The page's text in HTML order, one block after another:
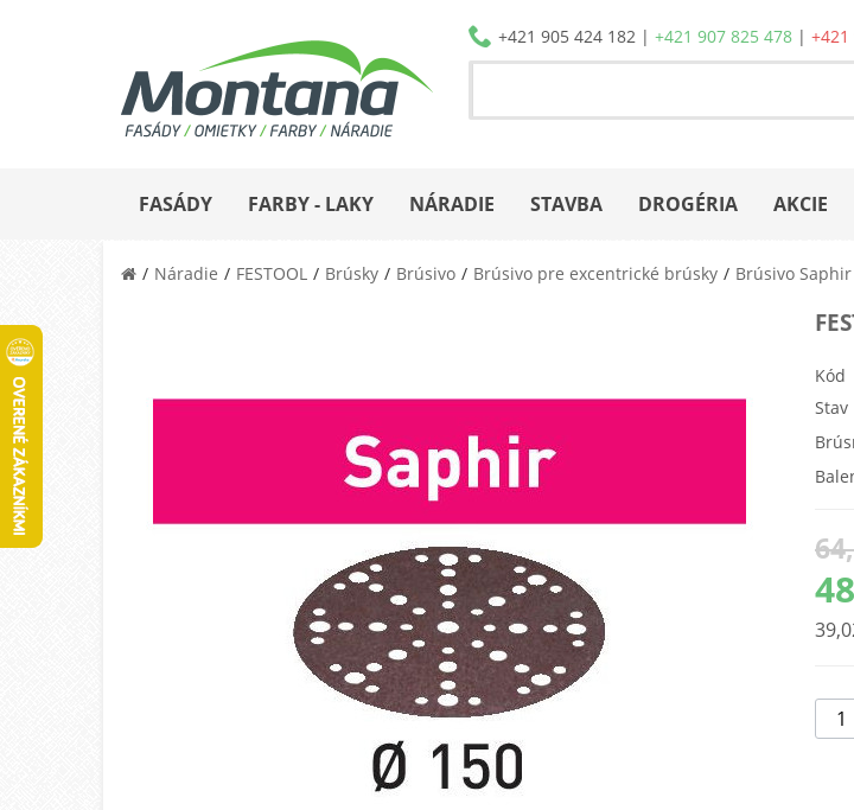
+421 905 424 182| +421 907 825 478| +421
FASÁDY FARBY - LAKY NÁRADIE STAVBA DROGÉRIA AKCIE
Náradie FESTOOL Brúsky Brúsivo Brúsivo pre excentrické brúsky Brúsivo
Kód
Stav